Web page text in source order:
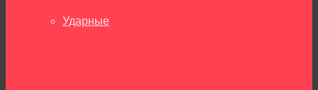
Ударные